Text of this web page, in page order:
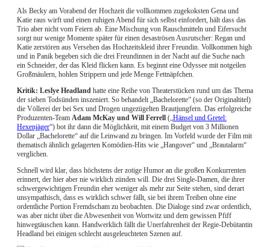
Als Becky am Vorabend der Hochzeit die vollkommen zugekoksten Gena und
Katie raus wirft und einen ruhigen Abend für sich selbst einfordert, hält dass das
Trio aber nicht vom Feiern ab. Eine Mischung von Rauschmitteln und Eifersucht
sorgt nur wenige Momente später für einen desaströsen Ausrutscher: Regan und
Katie zerstören aus Versehen das Hochzeitskleid ihrer Freundin. Vollkommen high
und in Panik begeben sich die drei Freundinnen in der Nacht auf die Suche nach
ein Schneider, der das Kleid flicken kann. Es beginnt eine Odyssee mit notgeilen
Großmäulern, hohlen Strippern und jede Menge Fettnäpfchen.
Kritik: Leslye Headland hatte eine Reihe von Theaterstücken rund um das Thema
der sieben Todsünden inszeniert. So behandelt „Bachelorette“ (so der Originaltitel)
die Völlerei der bei Sex und Drogen ungezügelten Brautjungfern. Das erfolgreiche
Produzenten-Team Adam McKay und Will Ferrell („Hänsel und Gretel:
Hexenjäger“) bot ihr dann die Möglichkeit, mit einem Budget von 3 Millionen
Dollar „Bachelorette“ auf die Leinwand zu bringen. Im Vorfeld wurde der Film mit
thematisch ähnlich gelagerten Komödien-Hits wie „Hangover“ und „Brautalarm“
verglichen.
Schnell wird klar, dass höchstens der zotige Humor an die großen Konkurrenten
erinnert, der hier aber nie wirklich zünden will. Die drei Single-Damen, die ihrer
schwergewichtigen Freundin eher weniger als mehr zur Seite stehen, sind derart
unsympathisch, dass es wirklich schwer fällt, sie bei ihrem Treiben ohne eine
ordentliche Portion Fremdscham zu beobachten. Die Dialoge sind zwar ordentlich,
was aber nicht über die Abwesenheit von Wortwitz und dem gewissen Pfiff
hinwegtäuschen kann. Handwerklich fällt die Unerfahrenheit der Regie-Debütantin
Headland bei einigen schlecht ausgeleuchteten Szenen auf.